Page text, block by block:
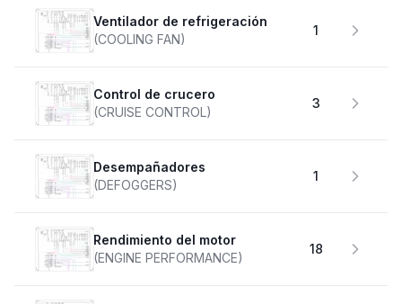
Ventilador de refrigeración
(COOLING FAN)
1
Control de crucero
(CRUISE CONTROL)
3
desempañadores
(DEFOGGERS)
1
Rendimiento del motor
(ENGINE PERFORMANCE)
18